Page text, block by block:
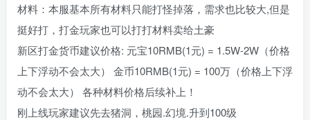
材料：本服基本所有材料只能打怪掉落，需求也比较大,但是
挺好打，打金玩家也可以打打材料卖给土豪
新区打金货币建议价格: 元宝10RMB(1元) = 1.5W-2W（价格
上下浮动不会太大） 金币10RMB(1元) = 100万（价格上下浮
动不会太大） 各种材料价格后续补上！
刚上线玩家建议先去猪洞，桃园.幻境.升到100级